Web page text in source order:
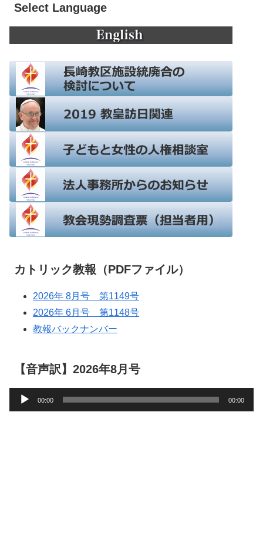
Select Language
カトリック教報（PDFファイル）
2026年 8月号 第1149号
2026年 6月号 第1148号
教報バックナンバー
【音声訳】2026年8月号
声
00:00 00:00